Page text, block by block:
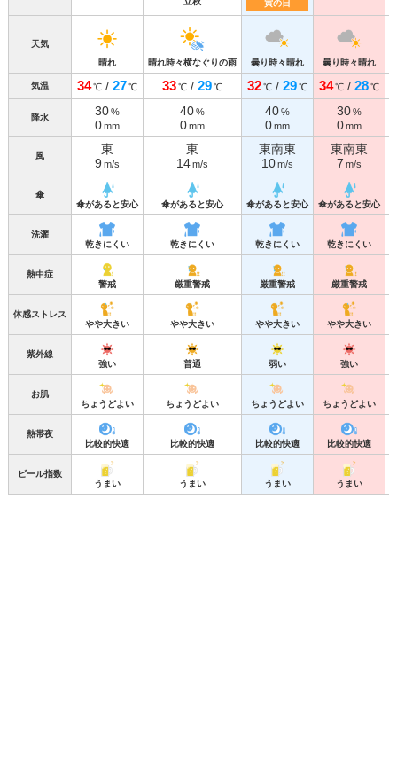
寅の日
天気
晴れ
晴れ時々横なぐりの雨 曇り時々晴れ 曇り時々晴れ
気温 34℃/ 27℃ 33℃/ 29℃ 32℃/ 29℃ 34℃/ 28℃
降水 30%
0mm
40%
0mm
40%
0mm
30%
0mm
風
東
9 m/s
東
14m/s
東南東
10m/s
東南東
7 m/s
傘
傘があると安心
傘があると安心 傘があると安心 傘があると安心
洗濯
乾きにくい
乾きにくい 乾きにくい 乾きにくい
熱中症
警戒
厳重警戒 厳重警戒 厳重警戒
体感ストレス
やや大きい
やや大きい やや大きい やや大きい
紫外線
強い
普通 弱い 強い
お肌
ちょうどよい
ちょうどよい ちょうどよい ちょうどよい
熱帯夜
比較的快適
比較的快適 比較的快適 比較的快適
ビール指数
うまい
うまい うまい うまい